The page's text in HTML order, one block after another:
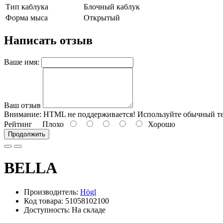
Тип каблука
Блочный каблук
Форма мыса
Открытый
Написать отзыв
Ваше имя:
Ваш отзыв
Внимание: HTML не поддерживается! Используйте обычный
Рейтинг Плохо Хорошо
Продолжить
BELLA
Производитель: Högl
Код товара: 51058102100
Доступность: На складе